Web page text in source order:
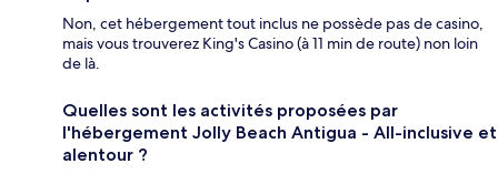
Non, cet hébergement tout inclus ne possède pas de casino,
mais vous trouverez King's Casino (à 11 min de route) non loin
de là.
Quelles sont les activités proposées par
l'hébergement Jolly Beach Antigua - All-inclusive et
alentour ?